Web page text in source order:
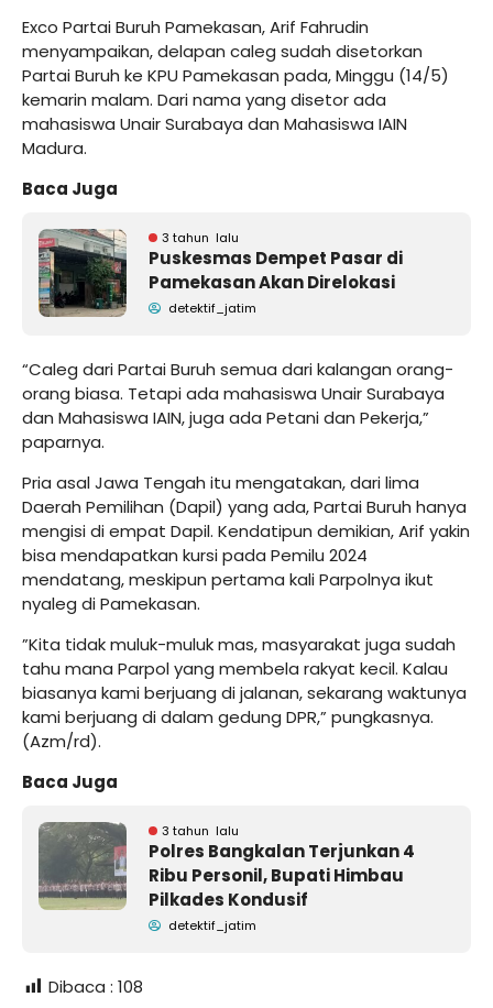
Exco Partai Buruh Pamekasan, Arif Fahrudin
menyampaikan, delapan caleg sudah disetorkan
Partai Buruh ke KPU Pamekasan pada, Minggu (14/5)
kemarin malam. Dari nama yang disetor ada
mahasiswa Unair Surabaya dan Mahasiswa IAIN
Madura.
Baca Juga
3 tahun lalu
Puskesmas Dempet Pasar di
Pamekasan Akan Direlokasi
detektif_jatim
“Caleg dari Partai Buruh semua dari kalangan orang-
orang biasa. Tetapi ada mahasiswa Unair Surabaya
dan Mahasiswa IAIN, juga ada Petani dan Pekerja,”
paparnya.
Pria asal Jawa Tengah itu mengatakan, dari lima
Daerah Pemilihan (Dapil) yang ada, Partai Buruh hanya
mengisi di empat Dapil. Kendatipun demikian, Arif yakin
bisa mendapatkan kursi pada Pemilu 2024
mendatang, meskipun pertama kali Parpolnya ikut
nyaleg di Pamekasan.
”Kita tidak muluk-muluk mas, masyarakat juga sudah
tahu mana Parpol yang membela rakyat kecil. Kalau
biasanya kami berjuang di jalanan, sekarang waktunya
kami berjuang di dalam gedung DPR,” pungkasnya.
(Azm/rd).
Baca Juga
3 tahun lalu
Polres Bangkalan Terjunkan 4
Ribu Personil, Bupati Himbau
Pilkades Kondusif
detektif_jatim
Dibaca : 108